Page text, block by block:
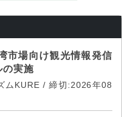
市場向け観光情報発信
の実施
ムKURE / 締切:2026年08